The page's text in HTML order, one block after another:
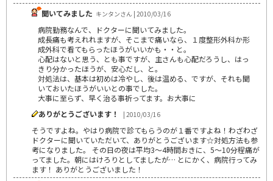
聞いてみました キンタンさん | 2010/03/16
病院勤務なんで、ドクターに聞いてみました。
成長痛も考えれれますが、そこまで痛いなら、１度整形外科か形
成外科で看てもらったほうがいいかも・・と。
心配はないと思う、とも事ですが、主さんも心配だろうし、はっ
きり分かったほうが、安心だし、と。
対処法は、基本は初めは冷やし、後は温める、ですが、それも聞
いておいたほうがいいとの事でした。
大事に至らず、早く治る事祈ってます。お大事に
ありがとうございます！
| 2010/03/16
そうですよね。やはり病院で診てもらうのが１番ですよね！わざわざ
ドクターに聞いていただいて、ありがとうございます☆対処方法も参
考になりました。 その日の夜は平均3～4時間おきに、5～10分程痛が
ってました。朝にはけろりとしてましたが… とにかく、病院行ってみ
ます！ ありがとうございました！